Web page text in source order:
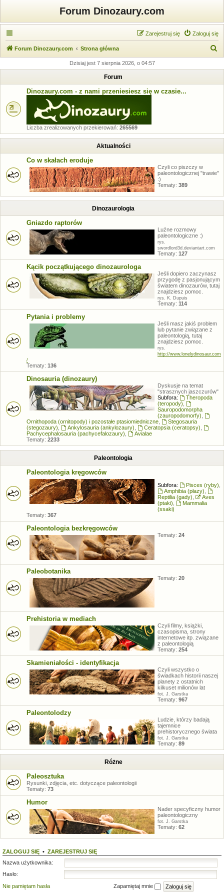
Forum Dinozaury.com
Zaloguj się
Zarejestruj się
Forum Dinozaury.com Strona główna
k
Dzisiaj jest 7 sierpnia 2026, o 04:57
Forum
Dinozaury.com - z nami przeniesiesz się w czasie...
Liczba zrealizowanych przekierowań: 265569
Aktualności
Co w skałach eroduje
Czyli co piszczy w
paleontologicznej "trawie"
:)
Tematy: 389
Dinozaurologia
Gniazdo raptorów
Luźne rozmowy
paleontologiczne :)
rys.
swordlord3d.deviantart.com
Tematy: 127
Kącik początkującego dinozaurologa
Jeśli dopiero zaczynasz
przygodę z pasjonującym
światem dinozaurów, tutaj
znajdziesz pomoc.
rys. K. Dupuis
Tematy: 114
Pytania i problemy
Jeśli masz jakiś problem
lub pytanie związane z
paleontologią, tutaj
znajdziesz pomoc.
rys.
http://www.lonelydinosaur.com
/
Tematy: 136
Dinosauria (dinozaury)
Dyskusje na temat
"strasznych jaszczurów"
Subfora:
Theropoda
(teropody)
Sauropodomorpha
(zauropodomorfy)
Ornithopoda (ornitopody) i pozostałe ptasiomiedniczne
Stegosauria
(stegozaury)
Ankylosauria (ankylozaury) Ceratopsia (ceratopsy)
Pachycephalosauria (pachycefalozaury)
Avialae
Tematy: 2233
Paleontologia
Paleontologia kręgowców
Subfora: Pisces (ryby)
Amphibia (płazy)
Reptilia (gady)
Aves
(ptaki)
Mammalia
(ssaki)
Tematy: 367
Paleontologia bezkręgowców
Tematy: 24
Paleobotanika
Tematy: 20
Prehistoria w mediach
Czyli filmy, książki,
czasopisma, strony
internetowe itp. związane
z paleontologią
Tematy: 254
Skamieniałości - identyfikacja
Czyli wszystko o
świadkach historii naszej
planety z ostatnich
kilkuset milionów lat
fot. J. Garstka
Tematy: 967
Paleontolodzy
Ludzie, którzy badają
tajemnice
prehistorycznego świata
fot. J. Garstka
Tematy: 89
Różne
Paleosztuka
Rysunki, zdjęcia, etc. dotyczące paleontologii
Tematy: 73
Humor
Nader specyficzny humor
paleontologiczny
fot. J. Garstka
Tematy: 62
ZALOGUJ SIĘ • ZAREJESTRUJ SIĘ
Nazwa użytkownika:
Hasło:
Nie pamiętam hasła
Zapamiętaj mnie